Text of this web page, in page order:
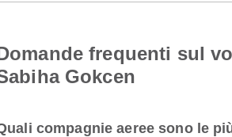
frequenti sul
Gokcen
compagnie aeree sono le